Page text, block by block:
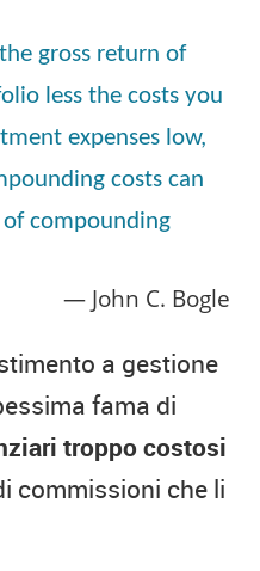
gross return of
less the costs you
expenses low,
costs can
compounding
John C. Bogle
a gestione
fama di
troppo costosi
commissioni che li